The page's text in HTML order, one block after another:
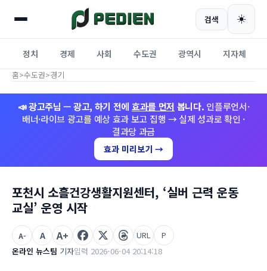
검색 ☀️
정치 경제 사회 수도권 광역시 지자체
홈>수도권>경기
📣 광고주님 — 광고, 하기 전에 효과를 먼저 봅니다. 인플루언서·
배너·라이브 광고를 예상 효과 보고 집행 → 실제 성과로 확인 ·
결과당 과금
효과 미리보기 →
포천시 소흘건강생활지원센터, ‘실버 근력 운동
교실’ 운영 시작
온라인 뉴스팀 기자입력 2026-06-04 20:14:18
A- A A+ URL P